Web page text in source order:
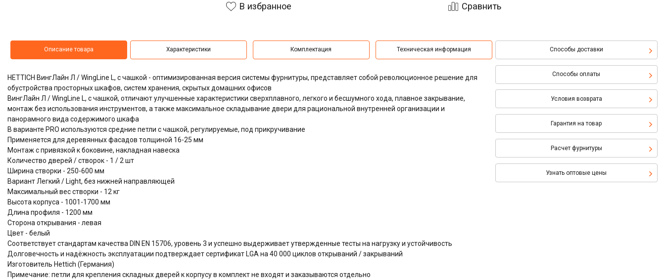
В избранное Сравнить
Описание товара Характеристики Комплектация Техническая информация Способы доставки
Способы оплаты
Условия возврата
Гарантия на товар
Расчет фурнитуры
Узнать оптовые цены
HETTICH ВингЛайн Л / WingLine L, с чашкой - оптимизированная версия системы фурнитуры, представляет собой революционное решение для
обустройства просторных шкафов, систем хранения, скрытых домашних офисов
ВингЛайн Л / WingLine L, с чашкой, отличают улучшенные характеристики сверхплавного, легкого и бесшумного хода, плавное закрывание,
монтаж без использования инструментов, а также максимальное складывание двери для рациональной внутренней организации и
панорамного вида содержимого шкафа
В варианте PRO используются средние петли с чашкой, регулируемые, под прикручивание
Применяется для деревянных фасадов толщиной 16-25 мм
Монтаж с привязкой к боковине, накладная навеска
Количество дверей / створок - 1 / 2 шт
Ширина створки - 250-600 мм
Вариант Легкий / Light, без нижней направляющей
Максимальный вес створки - 12 кг
Высота корпуса - 1001-1700 мм
Длина профиля - 1200 мм
Сторона открывания - левая
Цвет - белый
Соответствует стандартам качества DIN EN 15706, уровень 3 и успешно выдерживает утвержденные тесты на нагрузку и устойчивость
Долговечность и надёжность эксплуатации подтверждает сертификат LGA на 40 000 циклов открываний / закрываний
Изготовитель Hettich (Германия)
Примечание: петли для крепления складных дверей к корпусу в комплект не входят и заказываются отдельно